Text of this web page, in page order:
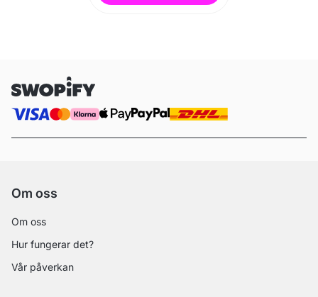
Om oss
Om oss
Hur fungerar det?
Vår påverkan